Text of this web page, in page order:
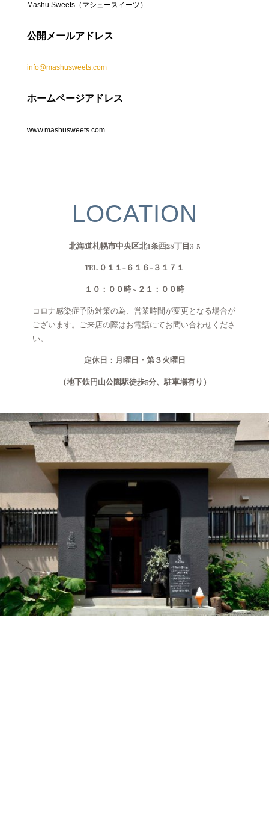
Mashu Sweets（マシュースイーツ）
公開メールアドレス
info@mashusweets.com
ホームページアドレス
www.mashusweets.com
LOCATION
北海道札幌市中央区北1条西28丁目3-5
TEL. ０１１−６１６−３１７１
１０：００時 ~ ２１：００時
コロナ感染症予防対策の為、営業時間が変更となる場合が
ございます。ご来店の際はお電話にてお問い合わせくださ
い。
定休日：月曜日・第３火曜日
（地下鉄円山公園駅徒歩5分、駐車場有り）